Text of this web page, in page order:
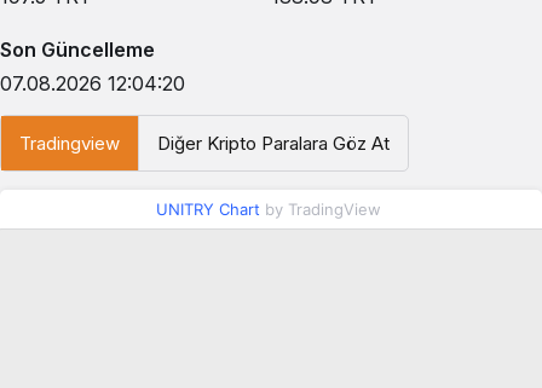
Son Güncelleme
07.08.2026 12:04:20
Tradingview Diğer Kripto Paralara Göz At
UNITRY Chart by TradingView